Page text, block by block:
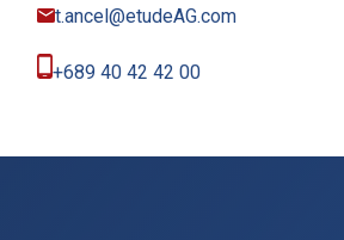
t.ancel@etudeAG.com
+689 40 42 42 00